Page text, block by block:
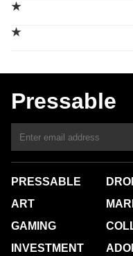
★
★
Pressable
PRESSABLE
ART
GAMING
INVESTMENT